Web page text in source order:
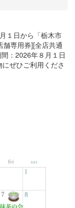
１日から「栃木市
舗専用券][全店共通
：2026年８月１日
ぜひご利用くださ